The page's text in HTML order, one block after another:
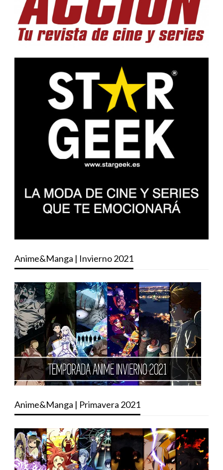
Anime&Manga | Invierno 2021
Anime&Manga | Primavera 2021